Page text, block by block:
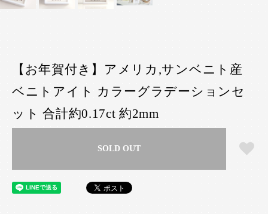
【お年賀付き】アメリカ,サンベニト産
ベニトアイト カラーグラデーションセ
ット 合計約0.17ct 約2mm
SOLD OUT